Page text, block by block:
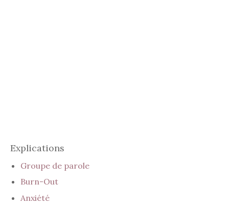
Explications
Groupe de parole
Burn-Out
Anxiété